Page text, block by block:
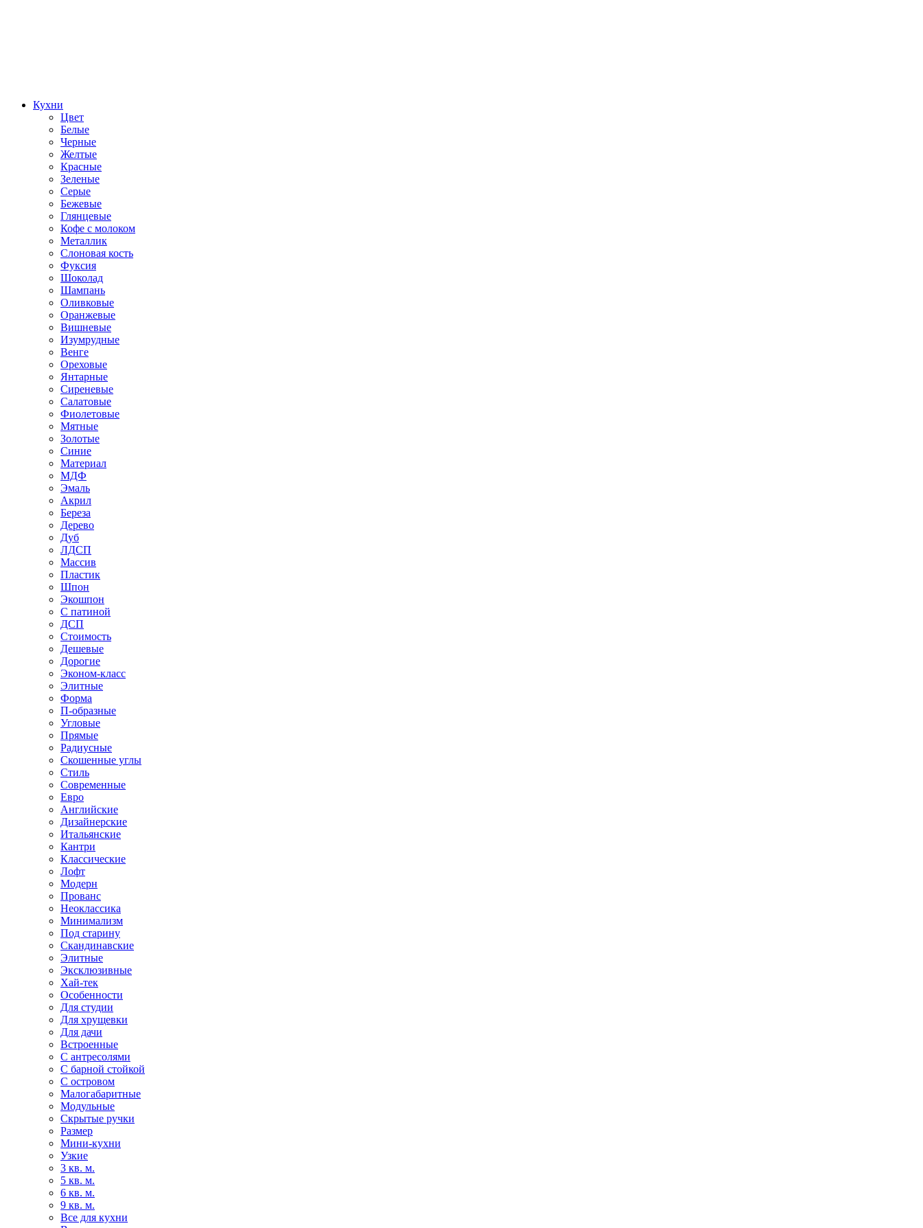
Кухни
Цвет
Белые
Черные
Желтые
Красные
Зеленые
Серые
Бежевые
Глянцевые
Кофе с молоком
Металлик
Слоновая кость
Фуксия
Шоколад
Шампань
Оливковые
Оранжевые
Вишневые
Изумрудные
Венге
Ореховые
Янтарные
Сиреневые
Салатовые
Фиолетовые
Мятные
Золотые
Синие
Материал
МДФ
Эмаль
Акрил
Береза
Дерево
Дуб
ЛДСП
Массив
Пластик
Шпон
Экошпон
С патиной
ДСП
Стоимость
Дешевые
Дорогие
Эконом-класс
Элитные
Форма
П-образные
Угловые
Прямые
Радиусные
Скошенные углы
Стиль
Современные
Евро
Английские
Дизайнерские
Итальянские
Кантри
Классические
Лофт
Модерн
Прованс
Неоклассика
Минимализм
Под старину
Скандинавские
Элитные
Эксклюзивные
Хай-тек
Особенности
Для студии
Для хрущевки
Для дачи
Встроенные
С антресолями
С барной стойкой
С островом
Малогабаритные
Модульные
Скрытые ручки
Размер
Мини-кухни
Узкие
3 кв. м.
5 кв. м.
6 кв. м.
9 кв. м.
Все для кухни